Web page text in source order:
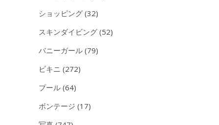
ショッピング (32)
スキンダイビング (52)
バニーガール (79)
ビキニ (272)
プール (64)
ボンテージ (17)